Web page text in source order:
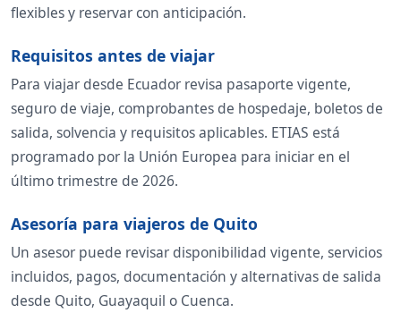
flexibles y reservar con anticipación.
Requisitos antes de viajar
Para viajar desde Ecuador revisa pasaporte vigente,
seguro de viaje, comprobantes de hospedaje, boletos de
salida, solvencia y requisitos aplicables. ETIAS está
programado por la Unión Europea para iniciar en el
último trimestre de 2026.
Asesoría para viajeros de Quito
Un asesor puede revisar disponibilidad vigente, servicios
incluidos, pagos, documentación y alternativas de salida
desde Quito, Guayaquil o Cuenca.